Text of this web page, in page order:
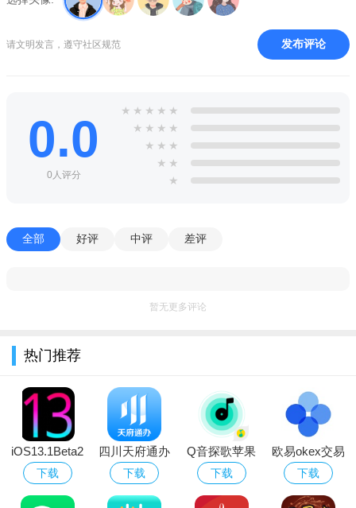
3、全场景交通出行，涉及自行车、公交车、大巴车等多种出
4、全方位智慧教育，学籍学历学区，有招生报名查分。
保障房等5大保障系统。
6、推出文明行为分，绿色出行、社会公益、诚信守约，共建
文明城市。
2、本地新闻，最新热门新闻资讯随时查看，本地动态随时了
3、盐城图集，丰富唯美的本地风景图片，随时在线观看阅
4、民意调查，可以快速进行问卷调查，统计结果更好开展工
我的盐城app怎么实名认证
进入手机系统后，安装的我的盐城。
请文明发言，遵守社区规范 发布评论
0.0
0人评分
★ ★ ★ ★ ★
★ ★ ★ ★
★ ★ ★
★ ★
★
全部 好评 中评 差评
暂无更多评论
热门推荐
iOS13.1Beta2
官方描述文件
正式版
下载
四川天府通办
app苹果版
下载
Q音探歌苹果
破解版
下载
欧易okex交易
所苹果版
下载